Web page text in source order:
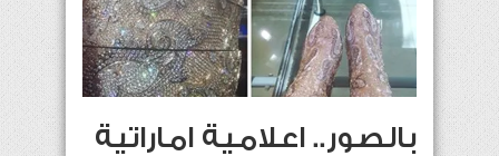
بالصور.. اعلامية اماراتية